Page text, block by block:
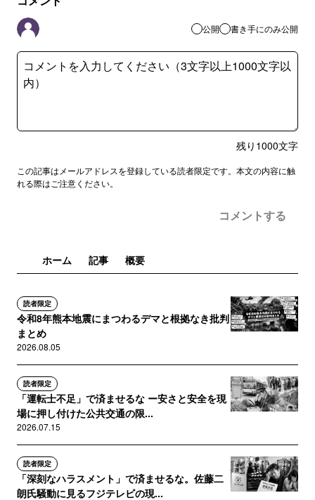
公開 書き手にのみ公開
残り 1000文字
この記事はメールアドレスを登録している読者限定です。本文の内容に触
れる際はご注意ください。
コメントする
ホーム 記事 概要
読者限定
令和8年熊本地震にまつわるデマと根拠なき批判
まとめ
2026.08.05
読者限定
「運転士不足」で済ませるな ー安さと安全を現
場に押し付けた公共交通の限...
2026.07.15
読者限定
「深刻なハラスメント」で済ませるな。佐藤二
朗氏騒動に見るフジテレビの現...